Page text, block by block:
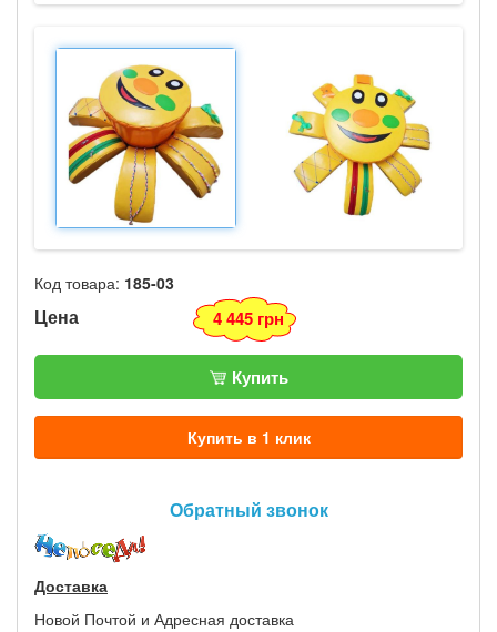
Код товара: 185-03
Цена 4 445 грн
Купить
Купить в 1 клик
Обратный звонок
Доставка
Новой Почтой и Адресная доставка